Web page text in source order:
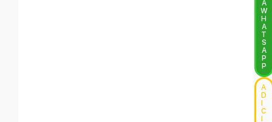
A
W
H
A
T
S
A
P
P
A
D
C